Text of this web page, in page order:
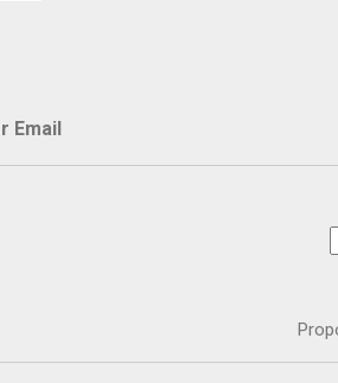
porque lloras tus problemas y
perdón que el odio? Si es así,
Email